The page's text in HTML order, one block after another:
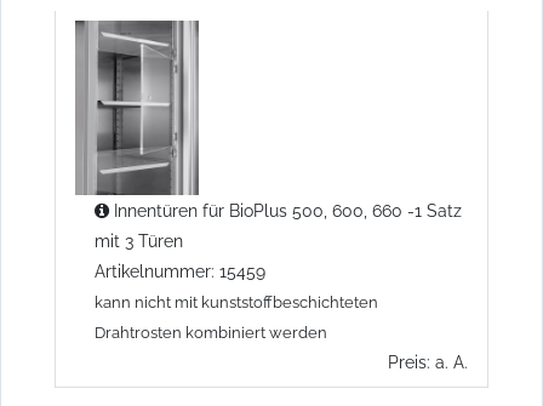
Innentüren für BioPlus 500, 600, 660 -1 Satz
mit 3 Türen
Artikelnummer: 15459
kann nicht mit kunststoffbeschichteten
Drahtrosten kombiniert werden
Preis: a. A.